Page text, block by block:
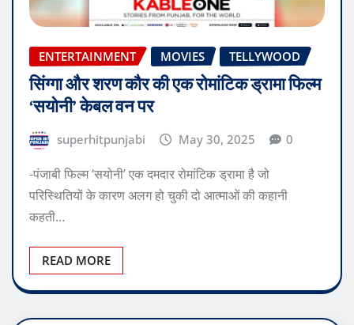
ENTERTAINMENT MOVIES TELLYWOOD
सिंग्गा और शरण कौर की एक रोमांटिक ड्रामा फिल्म
‘सयोनी’ केबल वन पर
superhitpunjabi May 30, 2025 0
-पंजाबी फिल्म ‘सयोनी’ एक दमदार रोमांटिक ड्रामा है जो
परिस्थितियों के कारण अलग हो चुकी दो आत्माओं की कहानी
कहती…
READ MORE